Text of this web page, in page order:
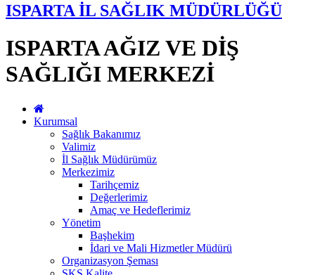
ISPARTA İL SAĞLIK MÜDÜRLÜĞÜ
ISPARTA AĞIZ VE DİŞ
SAĞLIĞI MERKEZİ
Kurumsal
Sağlık Bakanımız
Valimiz
İl Sağlık Müdürümüz
Merkezimiz
Tarihçemiz
Değerlerimiz
Amaç ve Hedeflerimiz
Yönetim
Başhekim
İdari ve Mali Hizmetler Müdürü
Organizasyon Şeması